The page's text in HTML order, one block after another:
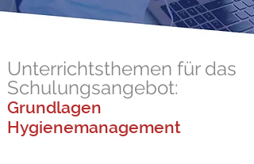
Unterrichtsthemen für das
Schulungsangebot:
Grundlagen
Hygienemanagement